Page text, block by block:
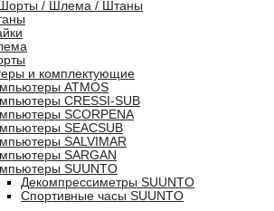
/ Шлема / Штаны
и комплектующие
ATMOS
CRESSI-SUB
SCORPENA
SEACSUB
SALVIMAR
SARGAN
SUUNTO
Декомпрессиметры SUUNTO
Спортивные часы SUUNTO